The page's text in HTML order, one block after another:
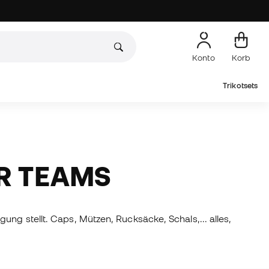
Konto Korb
Trikotsets
TEAMS
stellt. Caps, Mützen, Rucksäcke, Schals,... alles,